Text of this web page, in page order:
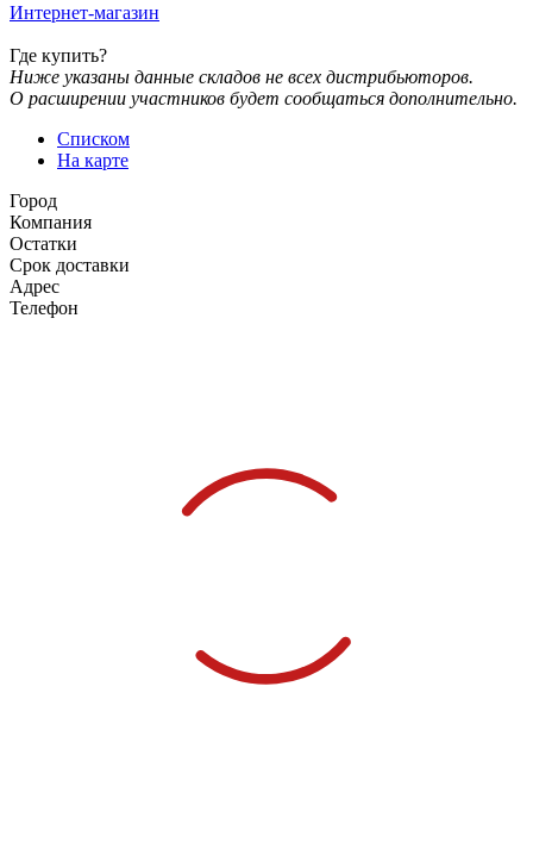
Интернет-магазин
Где купить?
Ниже указаны данные складов не всех дистрибьюторов.
О расширении участников будет сообщаться дополнительно.
Списком
На карте
Город
Компания
Остатки
Срок доставки
Адрес
Телефон